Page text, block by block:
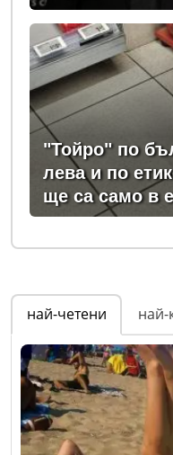
"Тойро" по
лева и по
ще са само в
най-четени